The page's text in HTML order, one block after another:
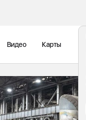
Видео Карты